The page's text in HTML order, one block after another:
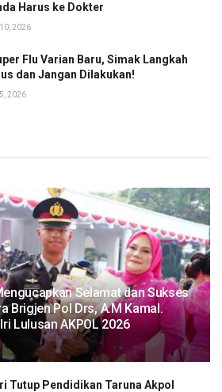
Harus ke Dokter
2026
Flu Varian Baru, Simak Langkah
dan Jangan Dilakukan!
2026
Selamat dan Sukses
Brigjen Pol Drs, A.M Kamal.
Lulusan AKPOL 2026
Tutup Pendidikan Taruna Akpol